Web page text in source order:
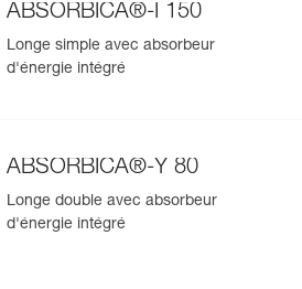
ABSORBICA®-I 150
Longe simple avec absorbeur
d'énergie intégré
ABSORBICA®-Y 80
Longe double avec absorbeur
d'énergie intégré